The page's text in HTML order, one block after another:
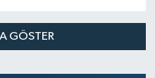
GÖSTER